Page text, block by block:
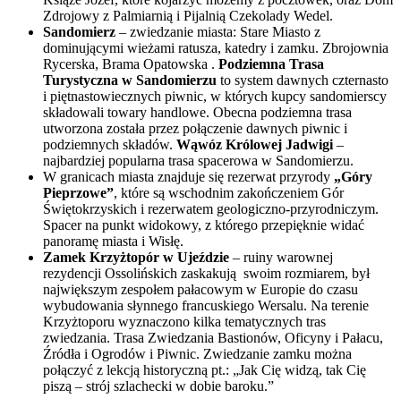
Zdrojowy z Palmiarnią i Pijalnią Czekolady Wedel.
Sandomierz – zwiedzanie miasta: Stare Miasto z
dominującymi wieżami ratusza, katedry i zamku. Zbrojownia
Rycerska, Brama Opatowska . Podziemna Trasa
Turystyczna w Sandomierzu to system dawnych czternasto
i piętnastowiecznych piwnic, w których kupcy sandomierscy
składowali towary handlowe. Obecna podziemna trasa
utworzona została przez połączenie dawnych piwnic i
podziemnych składów. Wąwóz Królowej Jadwigi –
najbardziej popularna trasa spacerowa w Sandomierzu.
W granicach miasta znajduje się rezerwat przyrody „Góry
Pieprzowe”, które są wschodnim zakończeniem Gór
Świętokrzyskich i rezerwatem geologiczno-przyrodniczym.
Spacer na punkt widokowy, z którego przepięknie widać
panoramę miasta i Wisłę.
Zamek Krzyżtopór w Ujeździe – ruiny warownej
rezydencji Ossolińskich zaskakują swoim rozmiarem, był
największym zespołem pałacowym w Europie do czasu
wybudowania słynnego francuskiego Wersalu. Na terenie
Krzyżtoporu wyznaczono kilka tematycznych tras
zwiedzania. Trasa Zwiedzania Bastionów, Oficyny i Pałacu,
Źródła i Ogrodów i Piwnic. Zwiedzanie zamku można
połączyć z lekcją historyczną pt.: „Jak Cię widzą, tak Cię
piszą – strój szlachecki w dobie baroku.”